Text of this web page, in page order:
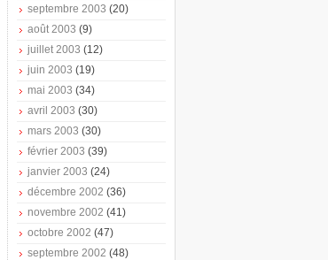
septembre 2003 (20)
août 2003 (9)
juillet 2003 (12)
juin 2003 (19)
mai 2003 (34)
avril 2003 (30)
mars 2003 (30)
février 2003 (39)
janvier 2003 (24)
décembre 2002 (36)
novembre 2002 (41)
octobre 2002 (47)
septembre 2002 (48)